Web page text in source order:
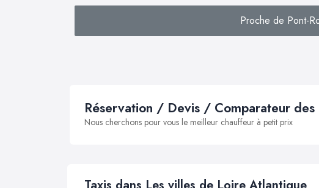
Proche de Pont-
Réservation / Devis / Comparateur des
Nous cherchons pour vous le meilleur chauffeur à petit prix